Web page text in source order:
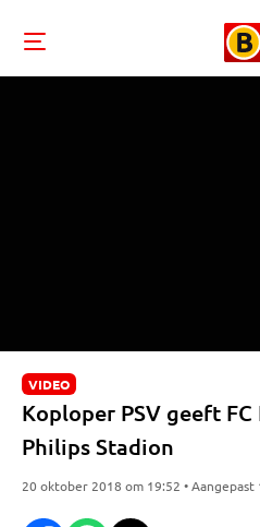
VIDEO
Koploper PSV geeft
Philips Stadion
20 oktober 2018 om 19:52 •